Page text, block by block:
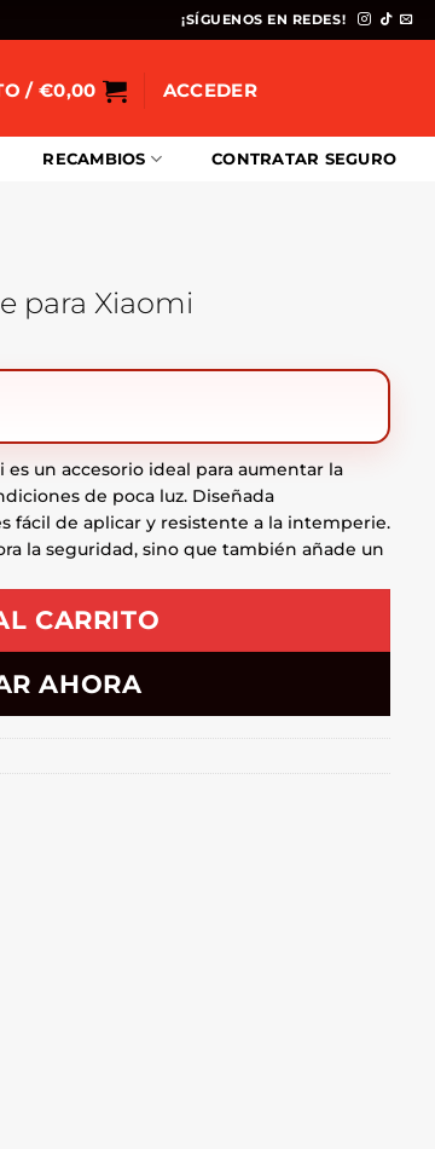
¡SÍGUENOS EN REDES!
/ €0,00 ACCEDER
RECAMBIOS CONTRATAR SEGURO
para Xiaomi
un accesorio ideal para aumentar la
de poca luz. Diseñada
fácil de aplicar y resistente a la intemperie.
la seguridad, sino que también añade un
CARRITO
AHORA